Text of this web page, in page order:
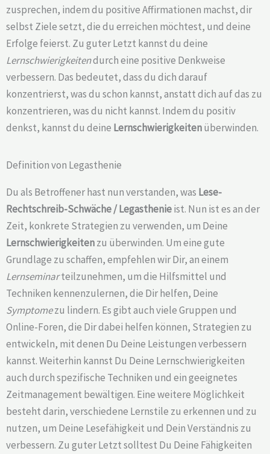
zusprechen, indem du positive Affirmationen machst, dir
selbst Ziele setzt, die du erreichen möchtest, und deine
Erfolge feierst. Zu guter Letzt kannst du deine
Lernschwierigkeitendurch eine positive Denkweise
verbessern. Das bedeutet, dass du dich darauf
konzentrierst, was du schon kannst, anstatt dich auf das zu
konzentrieren, was du nicht kannst. Indem du positiv
denkst, kannst du deine Lernschwierigkeitenüberwinden.
Definition von Legasthenie
Du als Betroffener hast nun verstanden, was Lese-
Rechtschreib-Schwäche /Legasthenieist. Nun ist es an der
Zeit, konkrete Strategien zu verwenden, um Deine
Lernschwierigkeitenzu überwinden. Um eine gute
Grundlage zu schaffen, empfehlen wir Dir, an einem
Lernseminarteilzunehmen, um die Hilfsmittel und
Techniken kennenzulernen, die Dir helfen, Deine
Symptomezu lindern. Es gibt auch viele Gruppen und
Online-Foren, die Dir dabei helfen können, Strategien zu
entwickeln, mit denen Du Deine Leistungen verbessern
kannst. Weiterhin kannst Du Deine Lernschwierigkeiten
auch durch spezifische Techniken und ein geeignetes
Zeitmanagement bewältigen. Eine weitere Möglichkeit
besteht darin, verschiedene Lernstile zu erkennen und zu
nutzen, um Deine Lesefähigkeit und Dein Verständnis zu
verbessern. Zu guter Letzt solltest Du Deine Fähigkeiten